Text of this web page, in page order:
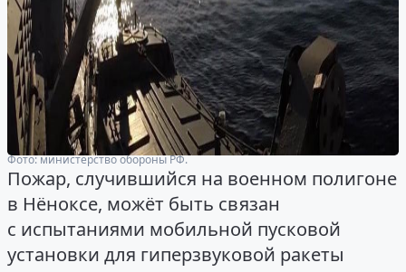
Фото: министерство обороны РФ.
Пожар, случившийся на военном полигоне
в Нёноксе, можёт быть связан
с испытаниями мобильной пусковой
установки для гиперзвуковой ракеты